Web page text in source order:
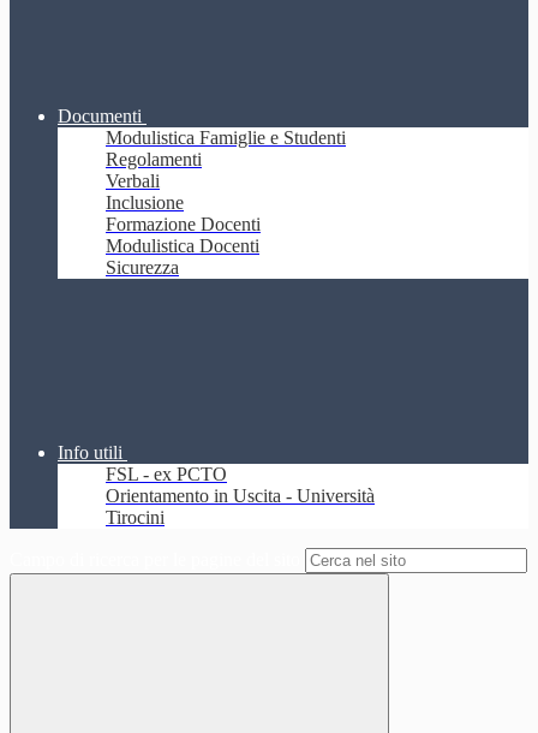
Documenti
Modulistica Famiglie e Studenti
Regolamenti
Verbali
Inclusione
Formazione Docenti
Modulistica Docenti
Sicurezza
Info utili
FSL - ex PCTO
Orientamento in Uscita - Università
Tirocini